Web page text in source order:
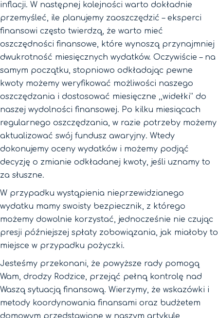
inflacji. W następnej kolejności warto dokładnie
przemyśleć, ile planujemy zaoszczędzić – eksperci
finansowi często twierdzą, że warto mieć
oszczędności finansowe, które wynoszą przynajmniej
dwukrotność miesięcznych wydatków. Oczywiście – na
samym początku, stopniowo odkładając pewne
kwoty możemy weryfikować możliwości naszego
oszczędzania i dostosować miesięczne ,,widełki’’ do
naszej wydolności finansowej. Po kilku miesiącach
regularnego oszczędzania, w razie potrzeby możemy
aktualizować swój fundusz awaryjny. Wtedy
dokonujemy oceny wydatków i możemy podjąć
decyzję o zmianie odkładanej kwoty, jeśli uznamy to
za słuszne.
W przypadku wystąpienia nieprzewidzianego
wydatku mamy swoisty bezpiecznik, z którego
możemy dowolnie korzystać, jednocześnie nie czując
presji późniejszej spłaty zobowiązania, jak miałoby to
miejsce w przypadku pożyczki.
Jesteśmy przekonani, że powyższe rady pomogą
Wam, drodzy Rodzice, przejąć pełną kontrolę nad
Waszą sytuacją finansową. Wierzymy, że wskazówki i
metody koordynowania finansami oraz budżetem